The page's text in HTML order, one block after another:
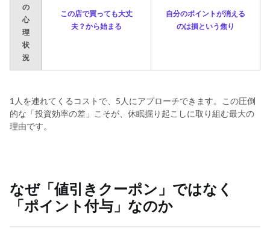
の
心
理
状
況
この店で買っても大丈
夫？から始まる
‍自分のポイントが消える
のは損という焦り
1人を連れてくるコストで、5人にアプローチできます。この圧倒
的な「投資効率の差」こそが、休眠掘り起こしに取り組む最大の
理由です。
なぜ「値引きクーポン」ではなく
「ポイント付与」なのか